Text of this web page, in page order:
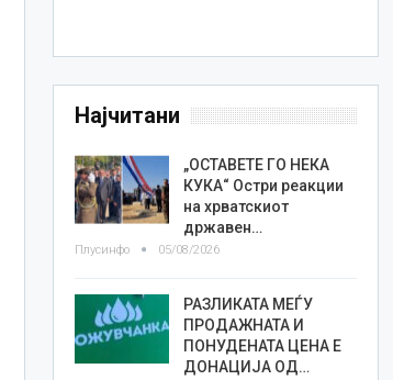
Најчитани
„ОСТАВЕТЕ ГО НЕКА
КУКА“ Остри реакции
на хрватскиот
државен…
Плусинфо 05/08/2026
РАЗЛИКАТА МЕЃУ
ПРОДАЖНАТА И
ПОНУДЕНАТА ЦЕНА Е
ДОНАЦИЈА ОД…